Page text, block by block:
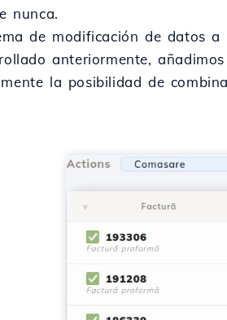
nunca.
de modificación de datos a
anteriormente, añadimos
la posibilidad de